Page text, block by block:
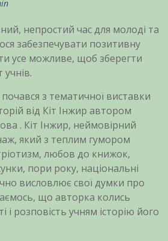
непростий час для молоді та
забезпечувати позитивну
усе можливе, щоб зберегти
з тематичної виставки
від Кіт Інжир автором
. Кіт Інжир, неймовірний
який з теплим гумором
любов до книжок,
пори року, національні
висловлює свої думки про
що авторка колись
і розповість учням історію його